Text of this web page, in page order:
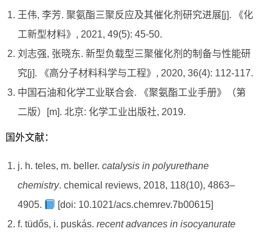
王伟, 李芳. 聚氨酯三聚反应及其催化剂研究进展[j]. 《化
工新型材料》, 2021, 49(5): 45-50.
刘志强, 张晓东. 新型负载型三聚催化剂的制备与性能研
究[j]. 《高分子材料科学与工程》, 2020, 36(4): 112-117.
中国石油和化学工业联合会. 《聚氨酯工业手册》（第
二版）[m]. 北京: 化学工业出版社, 2019.
国外文献：
j. h. teles, m. beller. catalysis in polyurethane
chemistry. chemical reviews, 2018, 118(10), 4863–
4905.
[doi: 10.1021/acs.chemrev.7b00615]
f. tüdős, i. puskás. recent advances in isocyanurate